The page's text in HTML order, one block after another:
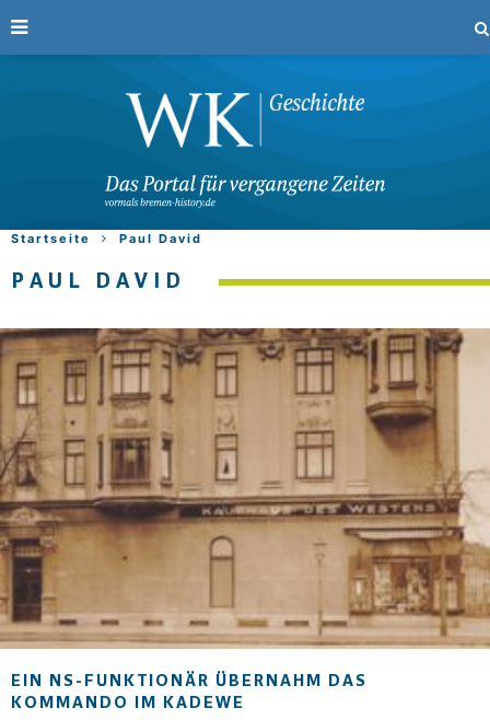
Startseite Paul David
PAUL DAVID
EIN NS-FUNKTIONÄR ÜBERNAHM DAS
KOMMANDO IM KADEWE